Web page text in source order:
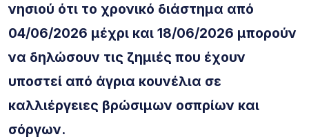
νησιού ότι το χρονικό διάστημα από
04/06/2026 μέχρι και 18/06/2026 μπορούν
να δηλώσουν τις ζημιές που έχουν
υποστεί από άγρια κουνέλια σε
καλλιέργειες βρώσιμων οσπρίων και
σόργων.